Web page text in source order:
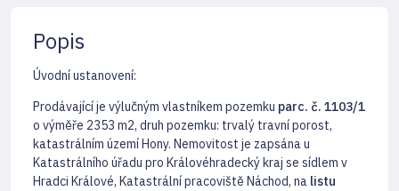
Popis
Úvodní ustanovení:
Prodávající je výlučným vlastníkem pozemku parc. č. 1103/1
o výměře 2353 m2, druh pozemku: trvalý travní porost,
katastrálním území Hony. Nemovitost je zapsána u
Katastrálního úřadu pro Královéhradecký kraj se sídlem v
Hradci Králové, Katastrální pracoviště Náchod, na listu